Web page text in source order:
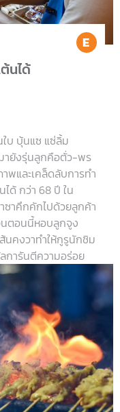
นได้
ใบ บุ้นแซ แซ่ลิ้ม
ายังรุ่นลูกคือตั่ว-พร
และเคล็ดลับการทำ
ได้ กว่า 68 ปี ใน
ซาคึกคักไปด้วยลูกค้า
ตอนนี้หอบลูกจูง
คงวาทำให้กูรูนักชิม
การันตีความอร่อย
ปี 2019’ ทีเด็ด
าะปลาดาบยาวและ
ด้วยกัน บด นวด ให้